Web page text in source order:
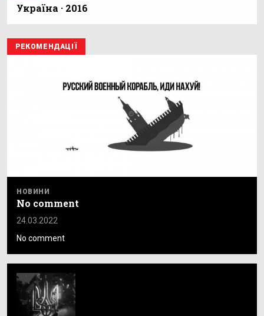
Україна · 2016
РЕКОМЕНДАЦІЇ
НОВИНИ
No comment
24.03.2022
No comment